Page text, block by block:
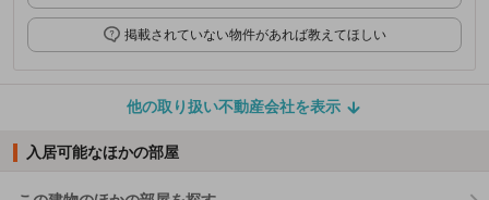
掲載されていない物件があれば教えてほしい
他の取り扱い不動産会社を表示
入居可能なほかの部屋